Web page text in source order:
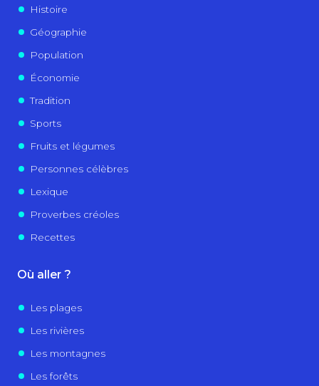
Histoire
Géographie
Population
Économie
Tradition
Sports
Fruits et légumes
Personnes célèbres
Lexique
Proverbes créoles
Recettes
Où aller ?
Les plages
Les rivières
Les montagnes
Les forêts